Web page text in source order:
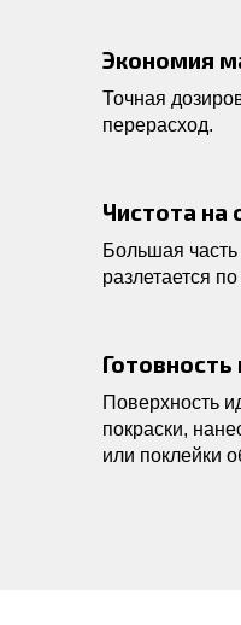
Экономия
Точная
перерасход.
Чистота на
Большая
разлетается
Поверхность
покраски,
или поклейки